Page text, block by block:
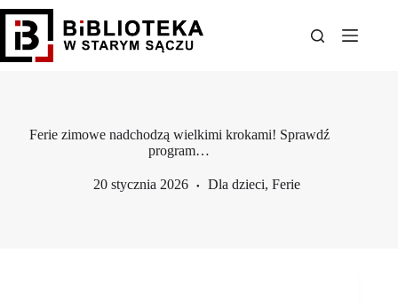
Przejdź
treści
Ferie zimowe nadchodzą wielkimi krokami! Sprawdź
program…
20 stycznia 2026 Dla dzieci,Ferie